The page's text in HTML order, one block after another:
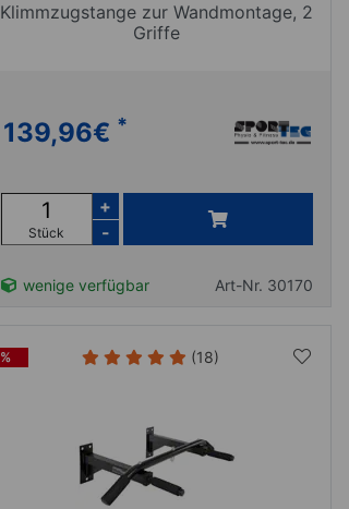
Klimmzugstange zur Wandmontage, 2
Griffe
139,96€ *
Stück
+
-
wenige verfügbar Art-Nr. 30170
% (18)